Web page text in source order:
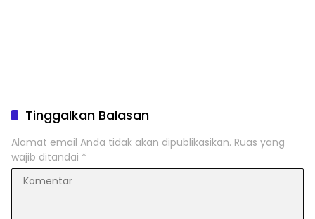
Tinggalkan Balasan
Alamat email Anda tidak akan dipublikasikan. Ruas yang
wajib ditandai *